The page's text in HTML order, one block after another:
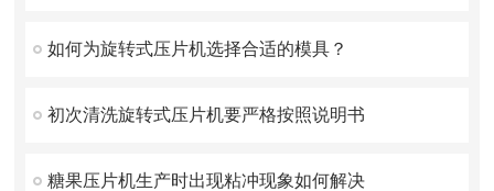
如何为旋转式压片机选择合适的模具？
初次清洗旋转式压片机要严格按照说明书
糖果压片机生产时出现粘冲现象如何解决